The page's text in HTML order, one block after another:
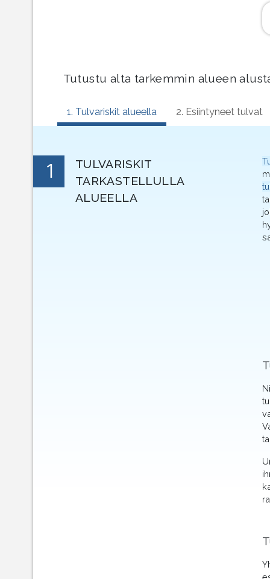
Tutustu alta tarkemmin alueen
1. Tulvariskit alueella 2. Esiintyneet tulvat
1
TULVARISKIT
TARKASTELLULLA
ALUEELLA